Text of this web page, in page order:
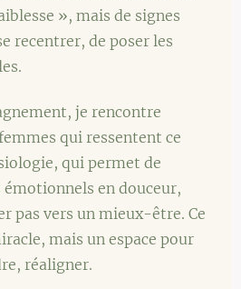
», mais de signes
recentrer, de poser les
je rencontre
qui ressentent ce
qui permet de
en douceur,
pas vers un mieux-être. Ce
mais un espace pour
réaligner.